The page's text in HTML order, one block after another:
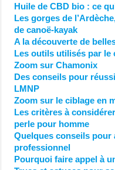
Huile de CBD bio : ce
Les gorges de
de canoë-kayak
A la découverte de
Les outils utilisés par le
Zoom sur Chamonix
Des conseils pour
LMNP
Zoom sur le ciblage en
Les critères à
perle pour homme
Quelques conseils pour
professionnel
Pourquoi faire appel à